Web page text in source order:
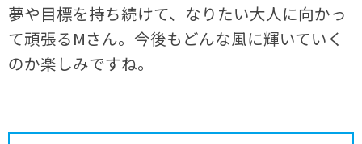
夢や目標を持ち続けて、なりたい大人に向かっ
て頑張るMさん。今後もどんな風に輝いていく
のか楽しみですね。